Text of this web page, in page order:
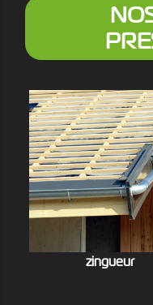
zingueur